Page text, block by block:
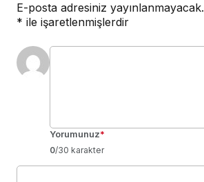
E-posta adresiniz yayınlanmayacak.
* ile işaretlenmişlerdir
Yorumunuz*
0/30 karakter